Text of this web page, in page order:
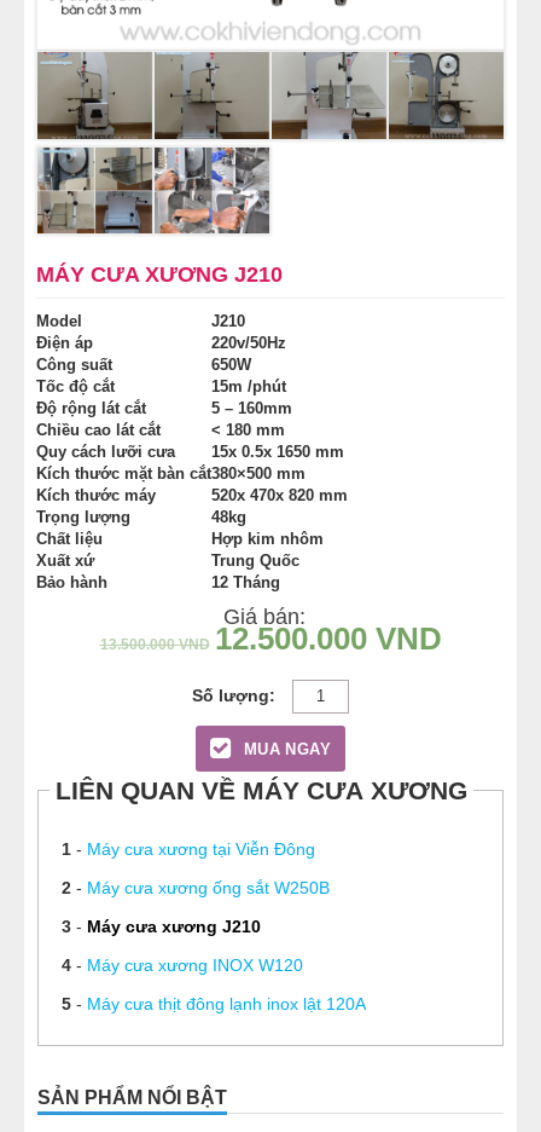
MÁY CƯA XƯƠNG J210
Model
J210
Điện áp
220v/50Hz
Công suất
650W
Tốc độ cắt
15m /phút
Độ rộng lát cắt
5 – 160mm
Chiều cao lát cắt
< 180 mm
Quy cách lưỡi cưa
15x 0.5x 1650 mm
Kích thước mặt bàn cắt380×500 mm
Kích thước máy
520x 470x 820 mm
Trọng lượng
48kg
Chất liệu
Hợp kim nhôm
Xuất xứ
Trung Quốc
Bảo hành
12 Tháng
Giá bán:
13.500.000VND 12.500.000 VND
MUA NGAY
LIÊN QUAN VỀ MÁY CƯA XƯƠNG
1- Máy cưa xương tại Viễn Đông
2- Máy cưa xương ống sắt W250B
3- Máy cưa xương J210
4- Máy cưa xương INOX W120
5- Máy cưa thịt đông lạnh inox lật 120A
SẢN PHẨM NỔI BẬT
NỒI NẤU PHỞ TRUNG QUỐC
NỒI NẤU CÔNG NGHIỆP
THIẾT BỊ NHÀ BẾP
THIẾT BỊ KHÁC